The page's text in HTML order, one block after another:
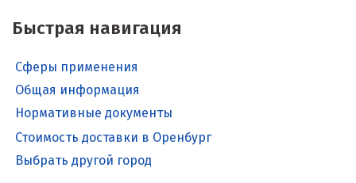
Быстрая навигация
Сферы применения
Общая информация
Нормативные документы
Стоимость доставки в Оренбург
Выбрать другой город